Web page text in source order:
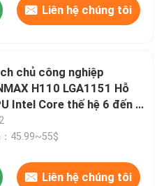
Liên hệ chúng tôi
chủ công nghiệp
H110 LGA1151 Hỗ
Intel Core thế hệ 6 đến 9
i9) với cổng HD VGA
Tự động hóa, POS,
45.99~55$
Liên hệ chúng tôi